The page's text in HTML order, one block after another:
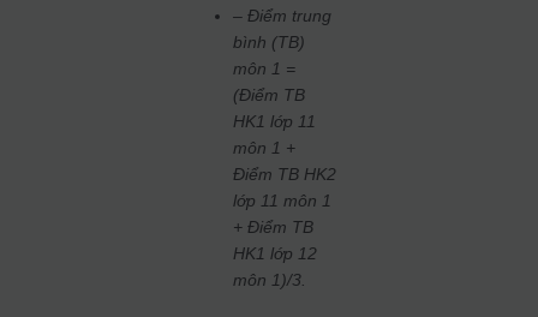
– Điểm trung
bình (TB)
môn 1 =
(Điểm TB
HK1 lớp 11
môn 1 +
Điểm TB HK2
lớp 11 môn 1
+ Điểm TB
HK1 lớp 12
môn 1)/3.